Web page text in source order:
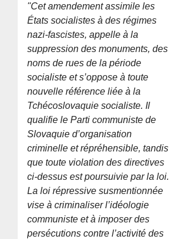
"Cet amendement assimile les
États socialistes à des régimes
nazi-fascistes, appelle à la
suppression des monuments, des
noms de rues de la période
socialiste et s’oppose à toute
nouvelle référence liée à la
Tchécoslovaquie socialiste. Il
qualifie le Parti communiste de
Slovaquie d’organisation
criminelle et répréhensible, tandis
que toute violation des directives
ci-dessus est poursuivie par la loi.
La loi répressive susmentionnée
vise à criminaliser l’idéologie
communiste et à imposer des
persécutions contre l’activité des